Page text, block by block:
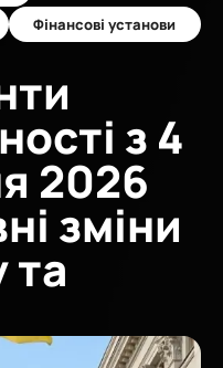
Фінансові установи
з 4
2026
зміни
та